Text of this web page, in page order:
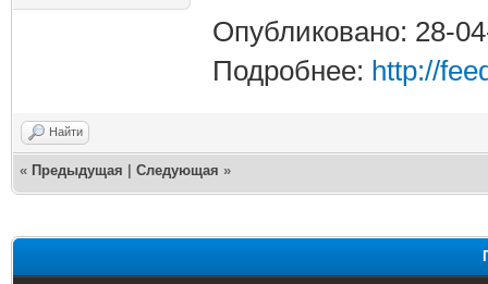
Опубликовано: 28-
Подробнее: http://
Найти
« Предыдущая Следующая »